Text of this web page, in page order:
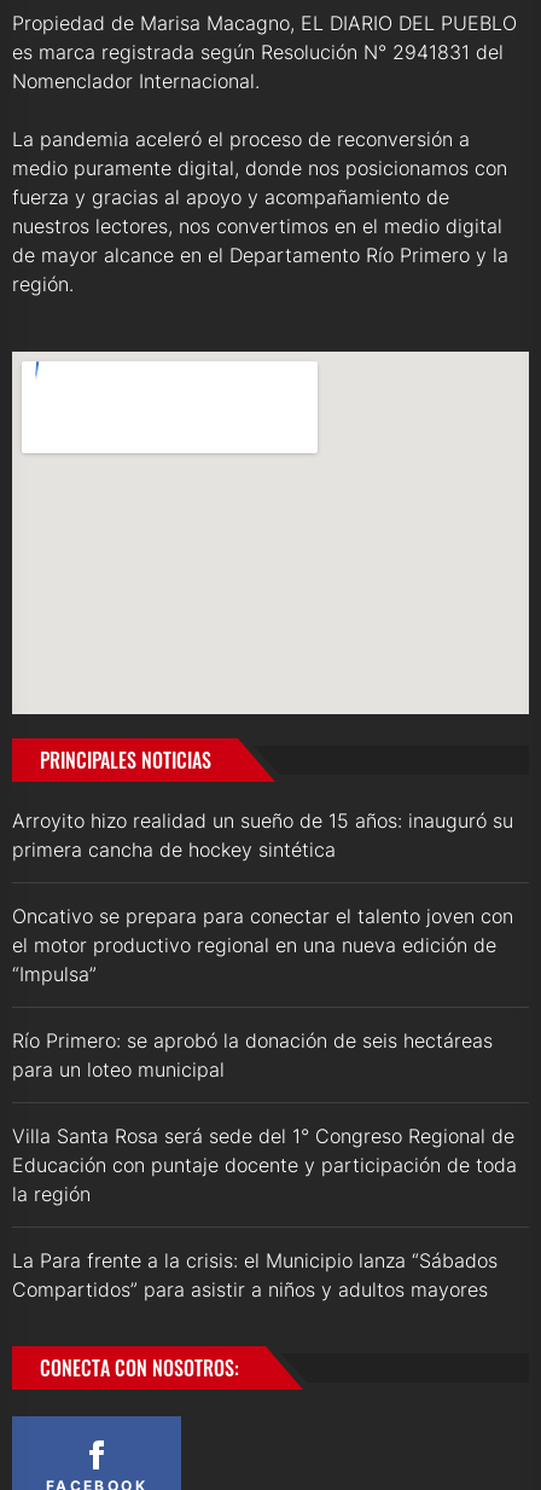
Propiedad de Marisa Macagno, EL DIARIO DEL PUEBLO
es marca registrada según Resolución N° 2941831 del
Nomenclador Internacional.
La pandemia aceleró el proceso de reconversión a
medio puramente digital, donde nos posicionamos con
fuerza y gracias al apoyo y acompañamiento de
nuestros lectores, nos convertimos en el medio digital
de mayor alcance en el Departamento Río Primero y la
región.
PRINCIPALES NOTICIAS
Arroyito hizo realidad un sueño de 15 años: inauguró su
primera cancha de hockey sintética
Oncativo se prepara para conectar el talento joven con
el motor productivo regional en una nueva edición de
“Impulsa”
Río Primero: se aprobó la donación de seis hectáreas
para un loteo municipal
Villa Santa Rosa será sede del 1° Congreso Regional de
Educación con puntaje docente y participación de toda
la región
La Para frente a la crisis: el Municipio lanza “Sábados
Compartidos” para asistir a niños y adultos mayores
CONECTA CON NOSOTROS:
FACEBOOK